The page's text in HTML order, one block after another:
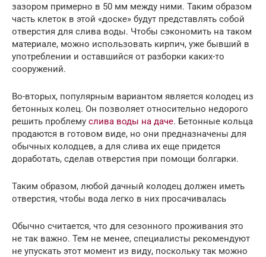
зазором примерно в 50 мм между ними. Таким образом
часть клеток в этой «доске» будут представлять собой
отверстия для слива воды. Чтобы сэкономить на таком
материале, можно использовать кирпич, уже бывший в
употреблении и оставшийся от разборки каких-то
сооружений.
Во-вторых, популярным вариантом является колодец из
бетонных колец. Он позволяет относительно недорого
решить проблему слива воды на даче. Бетонные кольца
продаются в готовом виде, но они предназначены для
обычных колодцев, а для слива их еще придется
доработать, сделав отверстия при помощи болгарки.
Таким образом, любой дачный колодец должен иметь
отверстия, чтобы вода легко в них просачивалась
Обычно считается, что для сезонного проживания это
не так важно. Тем не менее, специалисты рекомендуют
не упускать этот момент из виду, поскольку так можно